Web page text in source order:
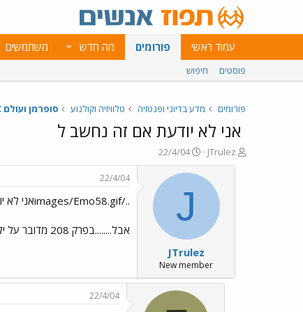
עמוד ראשי פורומים מה חדש משתמשים
פוסטים חיפוש
פורומים מדע בדיוני ופנטזיה טלוויזיה וקולנוע סופרמן ועולם DC
אני לא יודעת אם זה נחשב ל
פ
ו
JTrulez
פ
ו
ר
ב
א
ר
י
ך
22/4/04
J
JTrulez
New member
22/4/04
../images/Emo58.gifאני לא יודעת אם זה נחשב ל
אבל........בפרק 208 מדובר על ילד שקוראים לו ריאן......וכולם כבר מכירים אותו......אז הבנתי שהוא היה כבר בפרק קודם.... מישהו יכול להגיד לי מה המספר פרק??
22/4/04